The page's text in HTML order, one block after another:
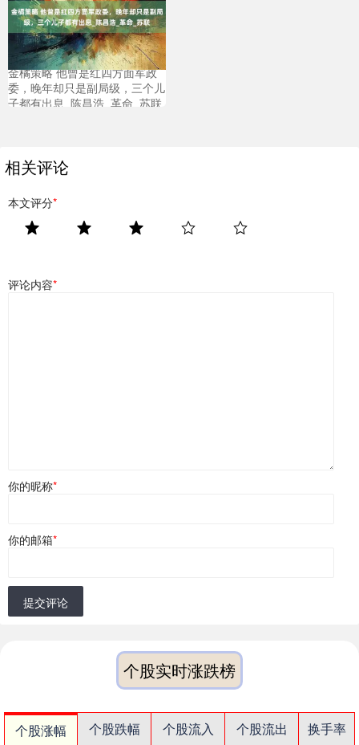
金橘策略 他曾是红四方面军政
委，晚年却只是副局级，三个儿
子都有出息_陈昌浩_革命_苏联
相关评论
本文评分*
评论内容*
你的昵称*
你的邮箱*
提交评论
个股实时涨跌榜
个股涨幅 个股跌幅 个股流入 个股流出
换手率